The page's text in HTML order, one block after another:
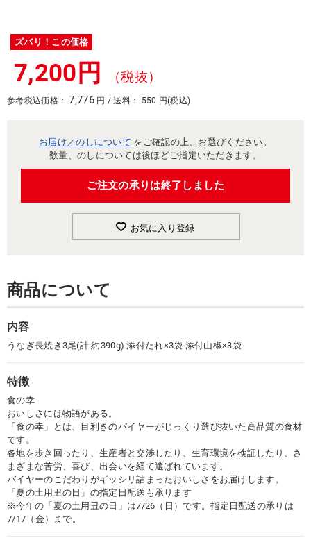
ズバリ！この価格
7,200円 （税抜）
参考税込価格： 7,776円 / 送料： 550 円(税込)
お届け／のしについて をご確認の上、お選びください。
数量、のしについては後ほどご指定いただきます。
ご注文の承りは終了しました
お気に入り登録
商品について
内容
うなぎ長焼き3尾(計 約390g) 添付たれ×3袋 添付山椒×3袋
特徴
食の幸
おいしさには物語がある。
「食の幸」とは、目利きのバイヤーがじっくり選び抜いた高品質の食材
です。
各地を歩き回ったり、生産者と交渉したり、生育環境を検証したり、さ
まざまな苦労、喜び、出会いを経て選ばれています。
バイヤーのこだわりがギッシリ詰まったおいしさをお届けします。
「夏の土用丑の日」の指定日配送も承ります
※今年の「夏の土用丑の日」は7/26（日）です。指定日配送の承りは
7/17（金）まで。